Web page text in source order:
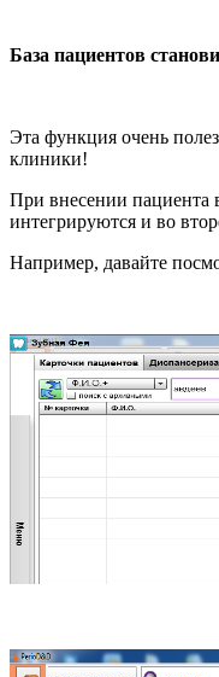
База пациентов
Эта функция очень
клиники!
При внесении
интегрируются и во
Например, давайте